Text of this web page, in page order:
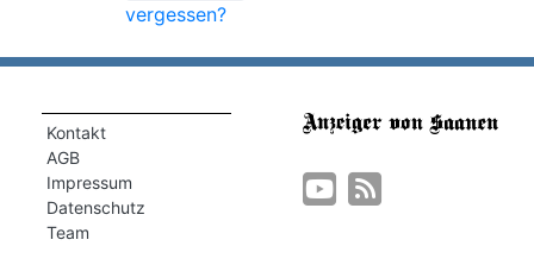
vergessen?
Kontakt
AGB
Impressum
Datenschutz
Team